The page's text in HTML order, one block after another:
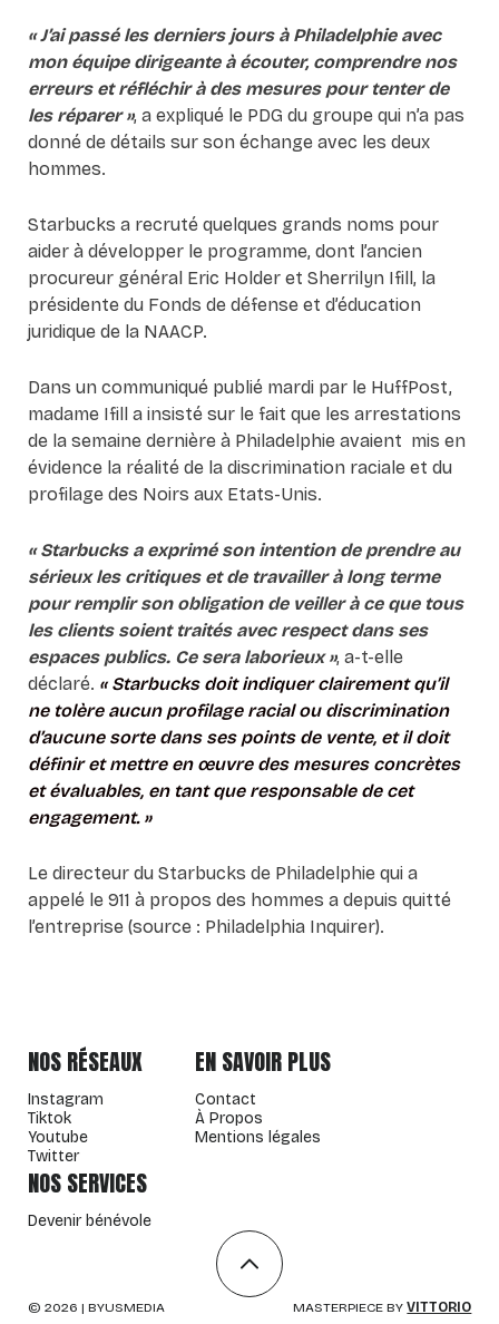
« J’ai passé les derniers jours à Philadelphie avec
mon équipe dirigeante à écouter, comprendre nos
erreurs et réfléchir à des mesures pour tenter de
les réparer », a expliqué le PDG du groupe qui n’a pas
donné de détails sur son échange avec les deux
hommes.
Starbucks a recruté quelques grands noms pour
aider à développer le programme, dont l’ancien
procureur général Eric Holder et Sherrilyn Ifill, la
présidente du Fonds de défense et d’éducation
juridique de la NAACP.
Dans un communiqué publié mardi par le HuffPost,
madame Ifill a insisté sur le fait que les arrestations
de la semaine dernière à Philadelphie avaient mis en
évidence la réalité de la discrimination raciale et du
profilage des Noirs aux Etats-Unis.
« Starbucks a exprimé son intention de prendre au
sérieux les critiques et de travailler à long terme
pour remplir son obligation de veiller à ce que tous
les clients soient traités avec respect dans ses
espaces publics. Ce sera laborieux », a-t-elle
déclaré. « Starbucks doit indiquer clairement qu’il
ne tolère aucun profilage racial ou discrimination
d’aucune sorte dans ses points de vente, et il doit
définir et mettre en œuvre des mesures concrètes
et évaluables, en tant que responsable de cet
engagement. »
Le directeur du Starbucks de Philadelphie qui a
appelé le 911 à propos des hommes a depuis quitté
l’entreprise (source : Philadelphia Inquirer).
NOS RÉSEAUX
Instagram
Tiktok
Youtube
Twitter
EN SAVOIR PLUS
Contact
À Propos
Mentions légales
NOS SERVICES
Devenir bénévole
© 2026 | BYUSMEDIA MASTERPIECE BY VITTORIO